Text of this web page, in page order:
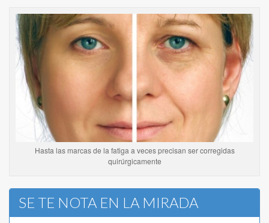
Hasta las marcas de la fatiga a veces precisan ser corregidas
quirúrgicamente
SE TE NOTA EN LA MIRADA